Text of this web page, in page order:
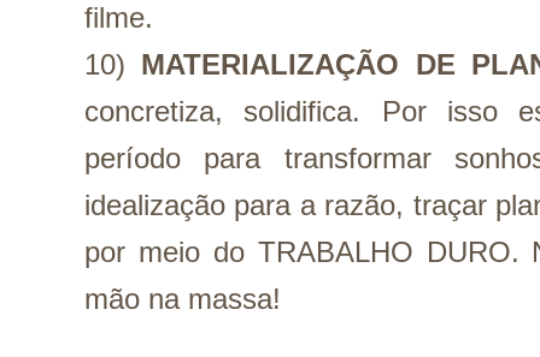
filme.
10) MATERIALIZAÇÃO DE
concretiza, solidifica. Por isso
período para transformar
idealização para a razão, traçar
por meio do TRABALHO DURO.
mão na massa!